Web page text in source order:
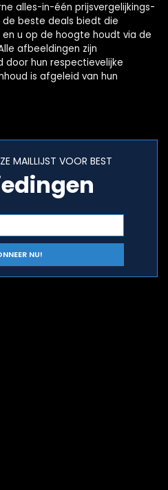
alles-in-één prijsvergelijkings-
beste deals biedt die
u op de hoogte houdt via de
afbeeldingen zijn
door hun respectievelijke
is afgeleid van hun
MAILLIJST VOOR BEST